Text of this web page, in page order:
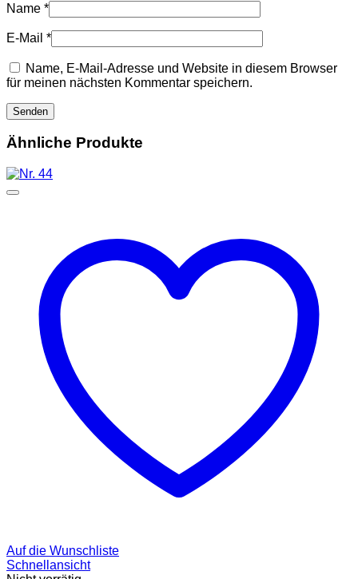
Name *
E-Mail *
Name, E-Mail-Adresse und Website in diesem Browser
für meinen nächsten Kommentar speichern.
Ähnliche Produkte
Auf die Wunschliste
Schnellansicht